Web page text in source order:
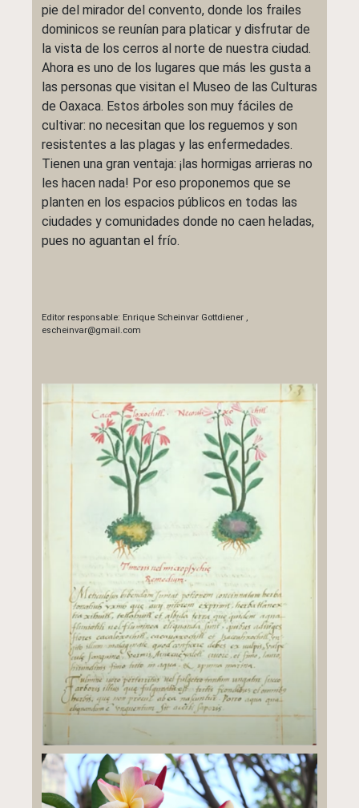
pie del mirador del convento, donde los frailes
dominicos se reunían para platicar y disfrutar de
la vista de los cerros al norte de nuestra ciudad.
Ahora es uno de los lugares que más les gusta a
las personas que visitan el Museo de las Culturas
de Oaxaca. Estos árboles son muy fáciles de
cultivar: no necesitan que los reguemos y son
resistentes a las plagas y las enfermedades.
Tienen una gran ventaja: ¡las hormigas arrieras no
les hacen nada! Por eso proponemos que se
planten en los espacios públicos en todas las
ciudades y comunidades donde no caen heladas,
pues no aguantan el frío.
Editor responsable: Enrique Scheinvar Gottdiener ,
escheinvar@gmail.com